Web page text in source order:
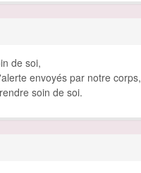
de soi,
envoyés par notre corps,
soin de soi.